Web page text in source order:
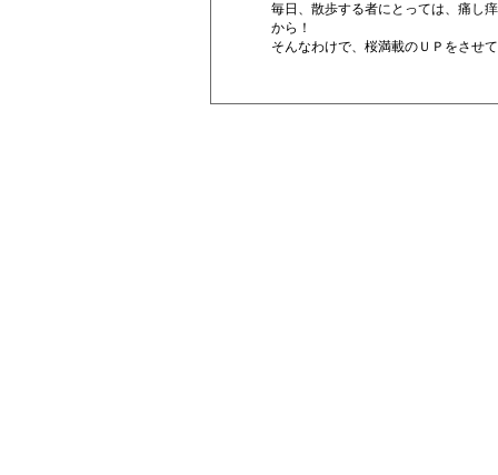
毎日、散歩する者にとっては、痛し
から！
そんなわけで、桜満載のＵＰをさ